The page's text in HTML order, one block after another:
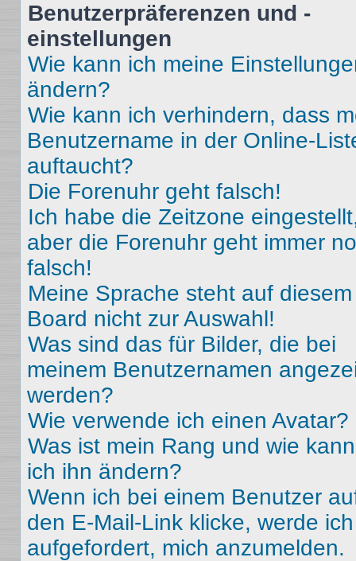
Benutzerpräferenzen und -
einstellungen
Wie kann ich meine
ändern?
Wie kann ich verhindern, dass
Benutzername in der Online-
auftaucht?
Die Forenuhr geht falsch!
Ich habe die Zeitzone
aber die Forenuhr geht immer
falsch!
Meine Sprache steht auf diesem
Board nicht zur Auswahl!
Was sind das für Bilder, die bei
meinem Benutzernamen
werden?
Wie verwende ich einen Avatar?
Was ist mein Rang und wie kann
ich ihn ändern?
Wenn ich bei einem Benutzer
den E-Mail-Link klicke, werde ich
aufgefordert, mich anzumelden.